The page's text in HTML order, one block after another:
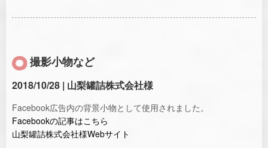
撮影小物など
2018/10/28 | 山梨罐詰株式会社様
Facebook広告内の背景小物として使用されました。
Facebookの記事はこちら
山梨罐詰株式会社様Webサイト